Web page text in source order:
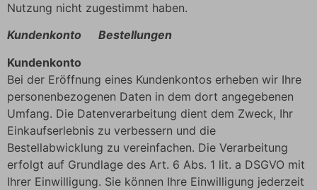
Nutzung nicht zugestimmt haben.
Kundenkonto Bestellungen
Kundenkonto
Bei der Eröffnung eines Kundenkontos erheben wir Ihre
personenbezogenen Daten in dem dort angegebenen
Umfang. Die Datenverarbeitung dient dem Zweck, Ihr
Einkaufserlebnis zu verbessern und die
Bestellabwicklung zu vereinfachen. Die Verarbeitung
erfolgt auf Grundlage des Art. 6 Abs. 1 lit. a DSGVO mit
Ihrer Einwilligung. Sie können Ihre Einwilligung jederzeit